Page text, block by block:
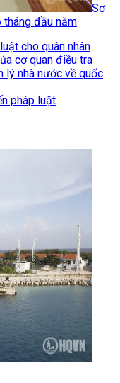
Sơ
tháng đầu năm
cho quân nhân
cơ quan điều tra
lý nhà nước về quốc
pháp luật